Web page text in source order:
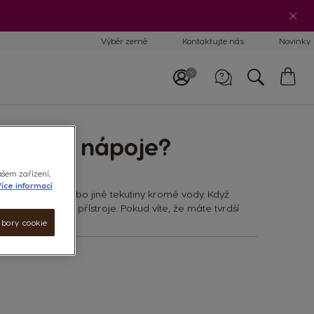
Výběr země Kontaktujte nás Novinky
nápoje?
ani mléko nebo jiné tekutiny kromě vody. Když
odvápňování přístroje. Pokud víte, že máte tvrdší
zařízení,
informací
cookie